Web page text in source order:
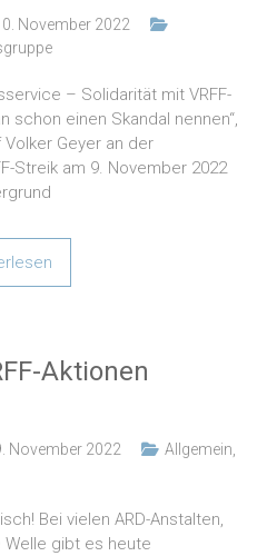
November 2022
– Solidarität mit VRFF-
schon einen Skandal nennen“,
Geyer an der
Streik am 9. November 2022
Aktionen
November 2022 Allgemein
Bei vielen ARD-Anstalten,
gibt es heute